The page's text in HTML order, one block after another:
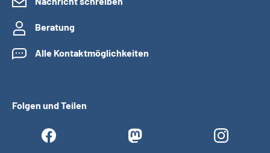
Beratung
Alle Kontaktmöglichkeiten
Folgen und Teilen